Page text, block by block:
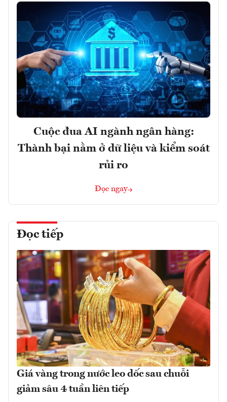
Cuộc đua AI ngành ngân hàng:
Thành bại nằm ở dữ liệu và kiểm soát
rủi ro
Đọc ngay
Đọc tiếp
Giá vàng trong nước leo dốc sau chuỗi
giảm sâu 4 tuần liên tiếp